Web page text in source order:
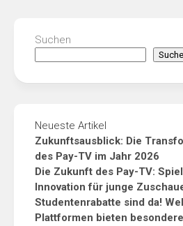
Suchen
Neueste Artikel
Zukunftsausblick: Die
des Pay-TV im Jahr 2026
Die Zukunft des Pay-TV:
Innovation für junge
Studentenrabatte sind da!
Plattformen bieten